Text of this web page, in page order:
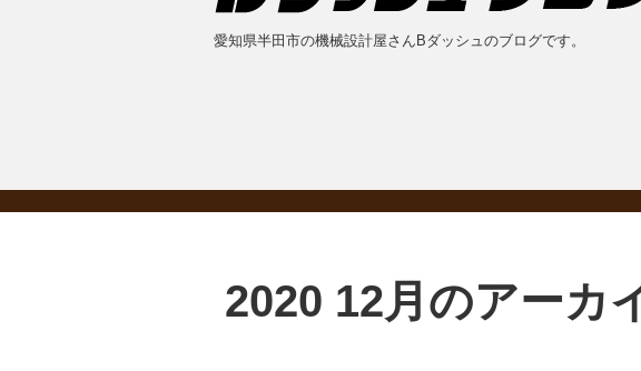
愛知県半田市の機械設計屋さんBダッシュのブログです。
2020 12月のアーカ